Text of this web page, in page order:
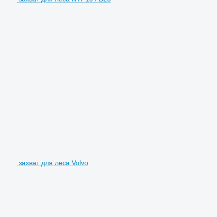
захват для леса Volvo